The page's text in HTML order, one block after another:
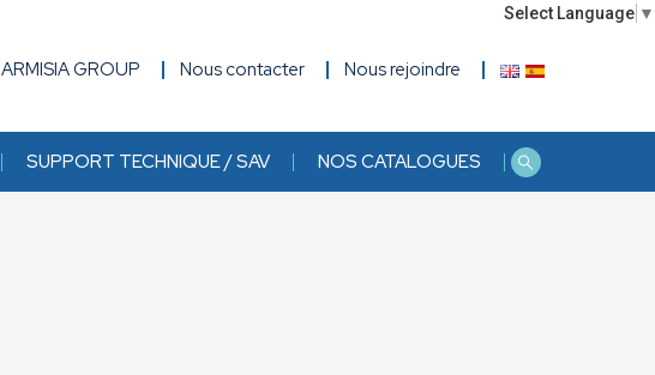
Select Language ▼
ARMISIA GROUP Nous contacter Nous rejoindre
SUPPORT TECHNIQUE / SAV NOS CATALOGUES